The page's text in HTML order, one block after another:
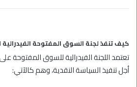
كيف تنفذ لجنة السوق المفتوحة الفيدرالية
تعتمد اللجنة الفيدرالية للسوق المفتوحة
أجل تنفيذ السياسة النقدية، وهم كالآتي: